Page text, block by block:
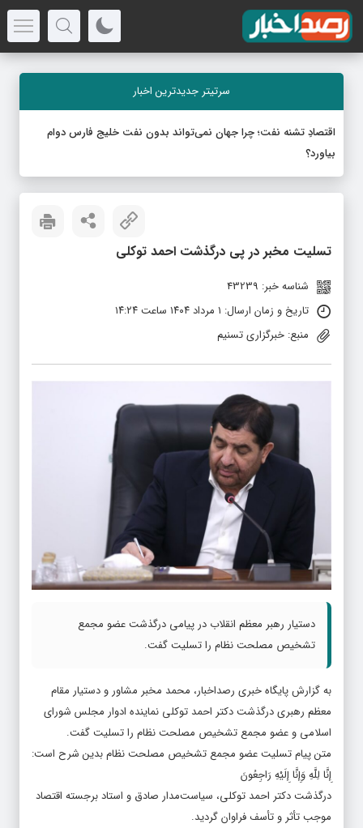
سرتیتر جدیدترین اخبار
اقتصادِ تشنه‌ نفت؛ چرا جهان نمی‌تواند بدون نفت خلیج فارس دوام
بیاورد؟
تسلیت مخبر در پی درگذشت احمد توکلی
شناسه خبر: 43239
تاریخ و زمان ارسال: ۱ مرداد ۱۴۰۴ ساعت ۱۴:۲۴
منبع: خبرگزاری تسنیم
دستیار رهبر معظم انقلاب در پیامی درگذشت عضو مجمع
تشخیص مصلحت نظام را تسلیت گفت.
به گزارش پایگاه خبری رصداخبار، محمد مخبر مشاور و دستیار مقام
معظم رهبری درگذشت دکتر احمد توکلی نماینده ادوار مجلس شورای
اسلامی و عضو مجمع تشخیص مصلحت نظام را تسلیت گفت.
متن پیام تسلیت عضو مجمع تشخیص مصلحت نظام بدین شرح است:
إِنَّا لِلَّهِ وَإِنَّا إِلَيْهِ رَاجِعُونَ
درگذشت دکتر احمد توکلی، سیاست‌مدار صادق و استاد برجسته اقتصاد
موجب تأثر و تأسف فراوان گردید.